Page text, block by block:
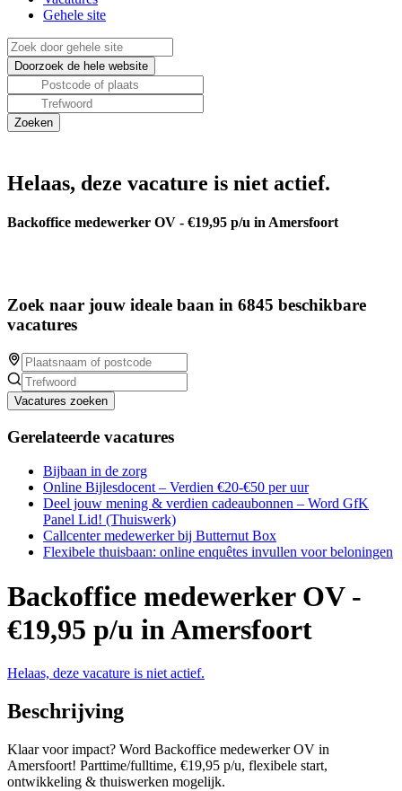
Gehele site
Helaas, deze vacature is niet actief.
Backoffice medewerker OV - €19,95 p/u in Amersfoort
Zoek naar jouw ideale baan in 6845 beschikbare
vacatures
Vacatures zoeken
Gerelateerde vacatures
Bijbaan in de zorg
Online Bijlesdocent – Verdien €20-€50 per uur
Deel jouw mening & verdien cadeaubonnen – Word GfK
Panel Lid! (Thuiswerk)
Callcenter medewerker bij Butternut Box
Flexibele thuisbaan: online enquêtes invullen voor beloningen
Backoffice medewerker OV -
€19,95 p/u in Amersfoort
Helaas, deze vacature is niet actief.
Beschrijving
Klaar voor impact? Word Backoffice medewerker OV in
Amersfoort! Parttime/fulltime, €19,95 p/u, flexibele start,
ontwikkeling & thuiswerken mogelijk.